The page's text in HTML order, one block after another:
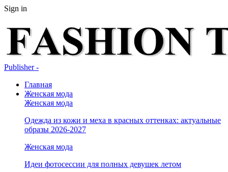
Sign in
Publisher -
Главная
Женская мода
Женская мода
Одежда из кожи и меха в красных оттенках: актуальные
образы 2026-2027
Женская мода
Идеи фотосессии для полных девушек летом